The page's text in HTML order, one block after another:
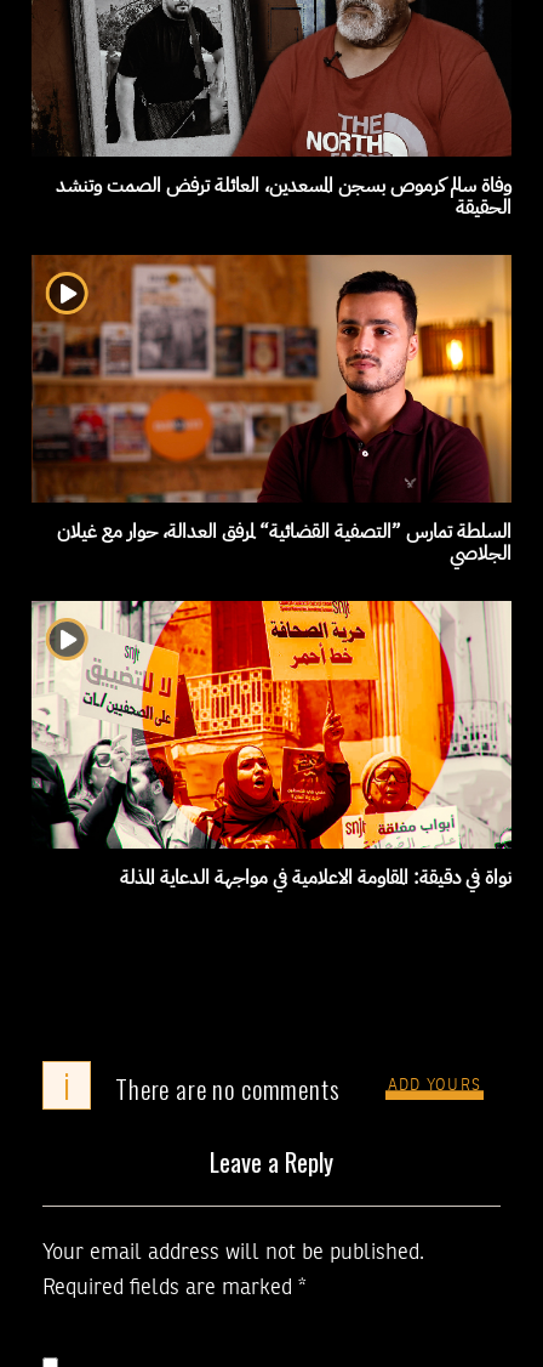
وفاة سالم كرموص بسجن المسعدين، العائلة ترفض الصمت وتنشد
الحقيقة
السلطة تمارس ”التصفية القضائية“ لمرفق العدالة، حوار مع غيلان
الجلاصي
نواة في دقيقة: المقاومة الاعلامية في مواجهة الدعاية المذلة
i There are no comments ADD YOURS
Leave a Reply
Your email address will not be published.
Required fields are marked *